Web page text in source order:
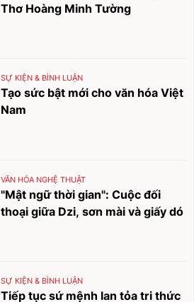
Thơ Hoàng Minh Tường
SỰ KIỆN & BÌNH LUẬN
Tạo sức bật mới cho văn hóa Việt
Nam
VĂN HÓA NGHỆ THUẬT
"Mật ngữ thời gian": Cuộc đối
thoại giữa Dzi, sơn mài và giấy dó
SỰ KIỆN & BÌNH LUẬN
Tiếp tục sứ mệnh lan tỏa tri thức